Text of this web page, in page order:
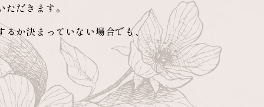
だきます。
るか決まっていない場合でも、